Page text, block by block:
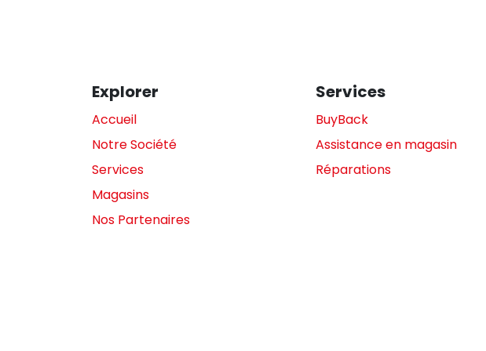
Explorer
Accueil
Notre Société
Services
Magasins
Nos Partenaires
Services
BuyBack
Assistance en magasin
Réparations